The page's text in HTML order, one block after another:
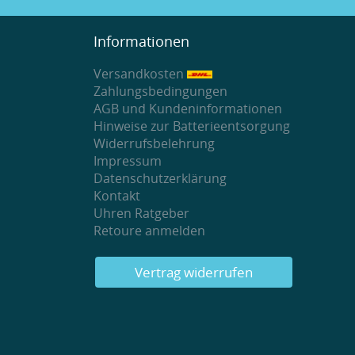
bis5(von20Meinungen)
Informationen
Versandkosten
Zahlungsbedingungen
AGB und Kundeninformationen
Hinweise zur Batterieentsorgung
Widerrufsbelehrung
Impressum
Datenschutzerklärung
Kontakt
Uhren Ratgeber
Retoure anmelden
Vertrag widerrufen